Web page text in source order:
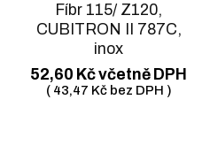
Fíbr 115/ Z120,
CUBITRON II 787C,
inox
52,60 Kčvčetně DPH
( 43,47 Kčbez DPH )